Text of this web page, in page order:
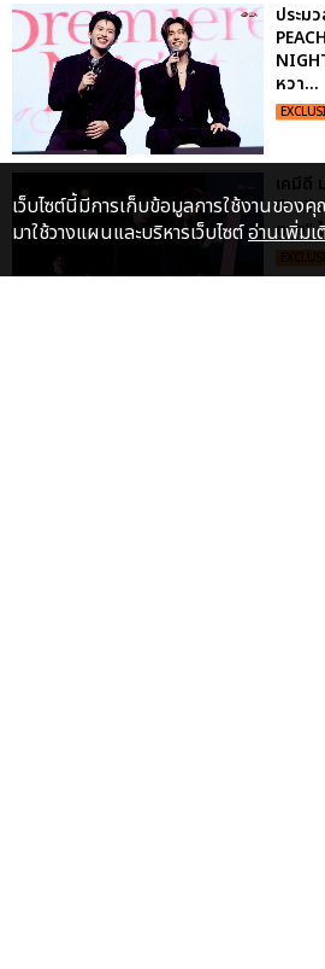
ประม
หวา...
เคมีดี
ธี” เปิ
ตาย”
เว็บไซต์นี้มีการเก็บข้อมูลการใช้งานของ
มาใช้วางแผนและบริหารเว็บไซต์อ่านเพิ่มเ